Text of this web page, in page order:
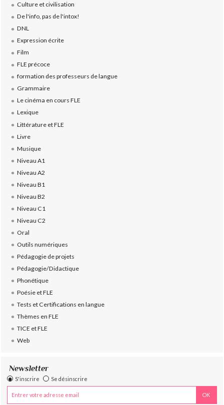
Culture et civilisation
De l'info, pas de l'intox!
DNL
Expression écrite
Film
FLE précoce
formation des professeurs de langue
Grammaire
Le cinéma en cours FLE
Lexique
Littérature et FLE
Livre
Musique
Niveau A1
Niveau A2
Niveau B1
Niveau B2
Niveau C1
Niveau C2
Oral
Outils numériques
Pédagogie de projets
Pédagogie/Didactique
Phonétique
Poésie et FLE
Tests et Certifications en langue
Thèmes en FLE
TICE et FLE
Web
Newsletter
S'inscrire Se désinscrire